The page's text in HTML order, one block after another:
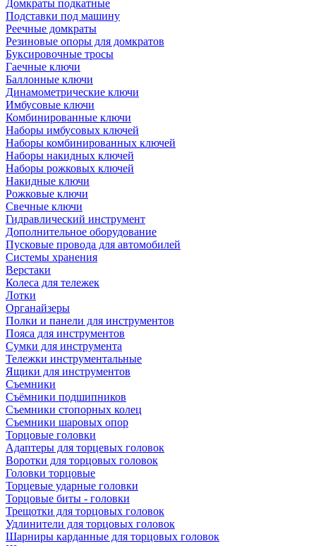
Домкраты подкатные
Подставки под машину
Реечные домкраты
Резиновые опоры для домкратов
Буксировочные тросы
Гаечные ключи
Баллонные ключи
Динамометрические ключи
Имбусовые ключи
Комбинированные ключи
Наборы имбусовых ключей
Наборы комбинированных ключей
Наборы накидных ключей
Наборы рожковых ключей
Накидные ключи
Рожковые ключи
Свечные ключи
Гидравлический инструмент
Дополнительное оборудование
Пусковые провода для автомобилей
Системы хранения
Верстаки
Колеса для тележек
Лотки
Органайзеры
Полки и панели для инструментов
Пояса для инструментов
Сумки для инструмента
Тележки инструментальные
Ящики для инструментов
Съемники
Съёмники подшипников
Съемники стопорных колец
Съемники шаровых опор
Торцовые головки
Адаптеры для торцевых головок
Воротки для торцовых головок
Головки торцовые
Торцевые ударные головки
Торцовые биты - головки
Трещотки для торцовых головок
Удлинители для торцовых головок
Шарниры карданные для торцовых головок